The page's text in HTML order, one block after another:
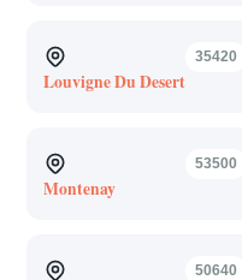
35420
Louvigne Du Desert
53500
Montenay
50640